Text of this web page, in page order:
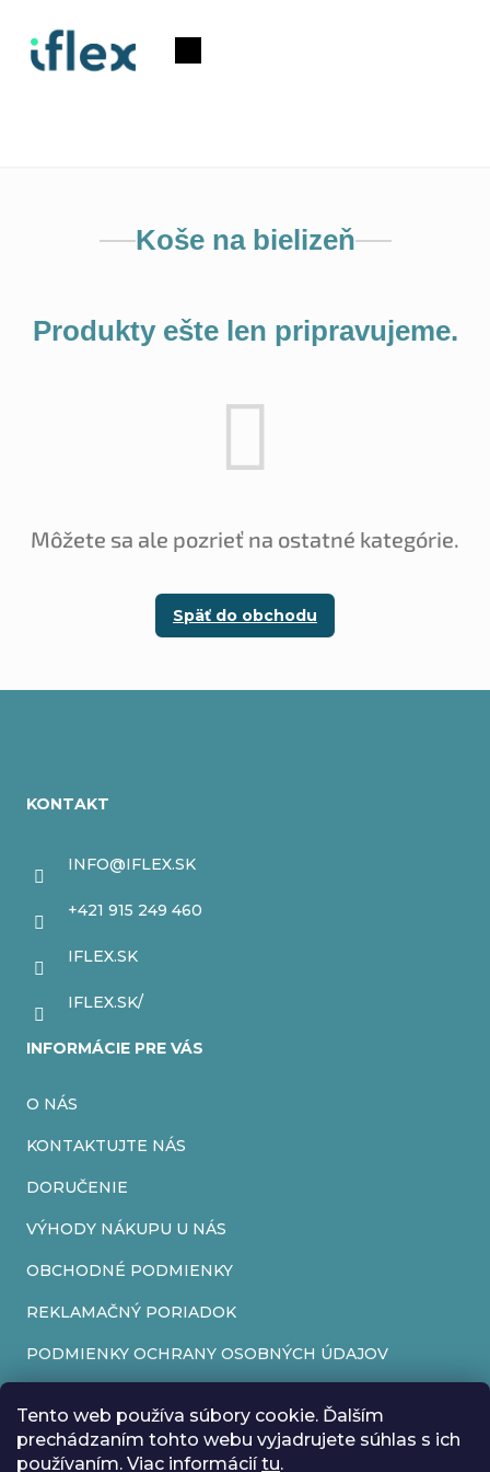
Tento web používa súbory cookie. Ďalším
prechádzaním tohto webu vyjadrujete súhlas s ich
používaním. Viac informáciítu.
obsah
Nákupný
Koše na bielizeň
Produkty ešte len pripravujeme.
Môžete sa ale pozrieť na ostatné kategórie.
Späť do obchodu
KONTAKT
INFO@IFLEX.SK
+421 915 249 460
IFLEX.SK
IFLEX.SK/
INFORMÁCIE PRE VÁS
O NÁS
KONTAKTUJTE NÁS
DORUČENIE
VÝHODY NÁKUPU U NÁS
OBCHODNÉ PODMIENKY
REKLAMAČNÝ PORIADOK
PODMIENKY OCHRANY OSOBNÝCH ÚDAJOV
REKLAMAČNÝ FORMULÁR